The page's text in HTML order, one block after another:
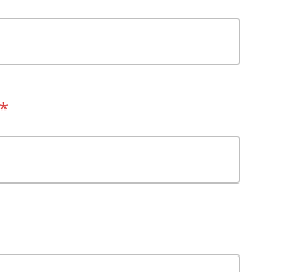
*